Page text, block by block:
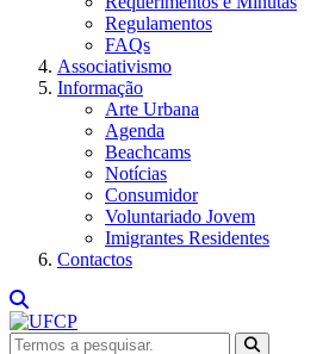
Regulamentos
FAQs
Associativismo
Informação
Arte Urbana
Agenda
Beachcams
Notícias
Consumidor
Voluntariado Jovem
Imigrantes Residentes
Contactos